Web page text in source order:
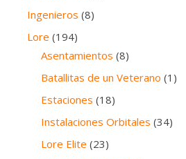
Ingenieros (8)
Lore (194)
Asentamientos (8)
Batallitas de un Veterano (1)
Estaciones (18)
Instalaciones Orbitales (34)
Lore Elite (23)